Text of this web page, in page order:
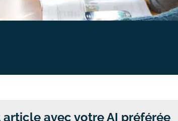
article avec votre AI préférée